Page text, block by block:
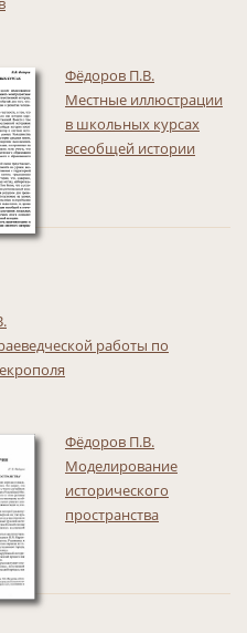
Фёдоров П.В.
Местные иллюстрации
в школьных курсах
всеобщей истории
работы по
Фёдоров П.В.
Моделирование
исторического
пространства